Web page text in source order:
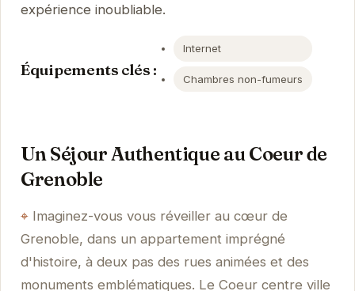
expérience inoubliable.
Équipements clés :
Internet
Chambres non-fumeurs
Un Séjour Authentique au Coeur de
Grenoble
Imaginez-vous vous réveiller au cœur de
Grenoble, dans un appartement imprégné
d'histoire, à deux pas des rues animées et des
monuments emblématiques. Le Coeur centre ville